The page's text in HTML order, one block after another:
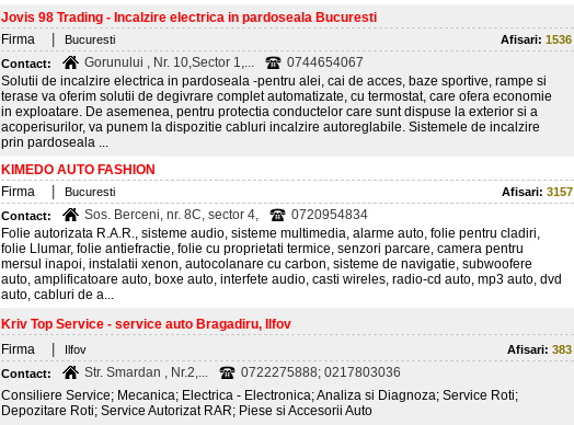
Jovis 98 Trading - Incalzire electrica in pardoseala Bucuresti
Firma
Bucuresti Afisari: 1536
Contact:
Gorunului , Nr. 10,Sector 1,...
0744654067
Solutii de incalzire electrica in pardoseala -pentru alei, cai de acces, baze sportive, rampe si
terase va oferim solutii de degivrare complet automatizate, cu termostat, care ofera economie
in exploatare. De asemenea, pentru protectia conductelor care sunt dispuse la exterior si a
acoperisurilor, va punem la dispozitie cabluri incalzire autoreglabile. Sistemele de incalzire
prin pardoseala ...
KIMEDO AUTO FASHION
Firma
Bucuresti Afisari: 3157
Contact:
Sos. Berceni, nr. 8C, sector 4,
0720954834
Folie autorizata R.A.R., sisteme audio, sisteme multimedia, alarme auto, folie pentru cladiri,
folie Llumar, folie antiefractie, folie cu proprietati termice, senzori parcare, camera pentru
mersul inapoi, instalatii xenon, autocolanare cu carbon, sisteme de navigatie, subwoofere
auto, amplificatoare auto, boxe auto, interfete audio, casti wireles, radio-cd auto, mp3 auto, dvd
auto, cabluri de a...
Kriv Top Service - service auto Bragadiru, Ilfov
Firma
Ilfov Afisari: 383
Contact:
Str. Smardan , Nr.2,...
0722275888; 0217803036
Consiliere Service; Mecanica; Electrica - Electronica; Analiza si Diagnoza; Service Roti;
Depozitare Roti; Service Autorizat RAR; Piese si Accesorii Auto